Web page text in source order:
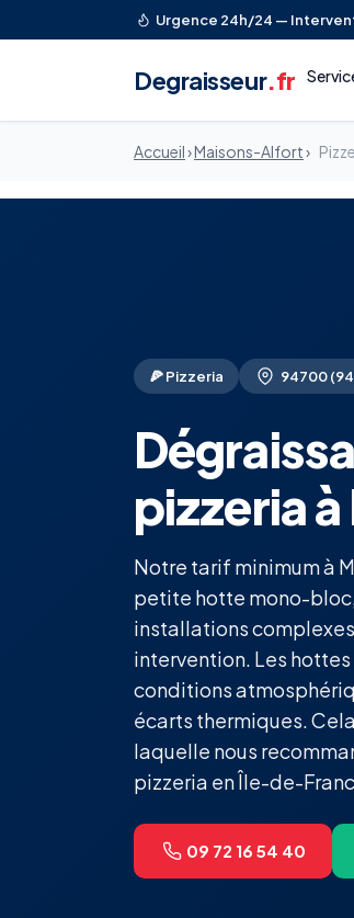
Urgence 24h/24 —
Degraisseur.fr
Accueil›Maisons-Alfort›
🍕 Pizzeria 94700
pizzeria
Notre tarif minimum à
petite hotte mono-
installations
intervention. Les
conditions
écarts thermiques.
laquelle nous
pizzeria en Île-de-
09 72 16 54 40